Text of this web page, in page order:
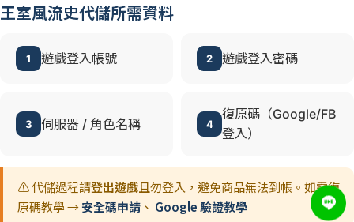
王室風流史代儲所需資料
1 遊戲登入帳號 2 遊戲登入密碼
3 伺服器 / 角色名稱 4
復原碼（Google/FB
登入）
⚠️ 代儲過程請登出遊戲且勿登入，避免商品無法到帳。如需復
原碼教學 →安全碼申請 、 Google 驗證教學